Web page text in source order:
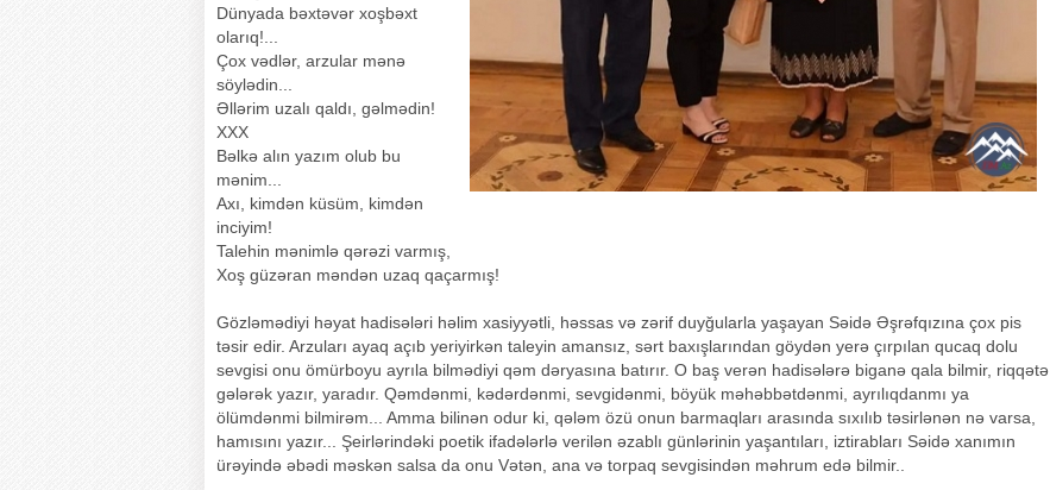
Dünyada bəxtəvər xoşbəxt
olarıq!...
Çox vədlər, arzular mənə
söylədin...
Əllərim uzalı qaldı, gəlmədin!
XXX
Bəlkə alın yazım olub bu
mənim...
Axı, kimdən küsüm, kimdən
inciyim!
Talehin mənimlə qərəzi varmış,
Xoş güzəran məndən uzaq qaçarmış!
Gözləmədiyi həyat hadisələri həlim xasiyyətli, həssas və zərif duyğularla yaşayan Səidə Əşrəfqızına çox pis
təsir edir. Arzuları ayaq açıb yeriyirkən taleyin amansız, sərt baxışlarından göydən yerə çırpılan qucaq dolu
sevgisi onu ömürboyu ayrıla bilmədiyi qəm dəryasına batırır. O baş verən hadisələrə biganə qala bilmir, riqqətə
gələrək yazır, yaradır. Qəmdənmi, kədərdənmi, sevgidənmi, böyük məhəbbətdənmi, ayrılıqdanmı ya
ölümdənmi bilmirəm... Amma bilinən odur ki, qələm özü onun barmaqları arasında sıxılıb təsirlənən nə varsa,
hamısını yazır... Şeirlərindəki poetik ifadələrlə verilən əzablı günlərinin yaşantıları, iztirabları Səidə xanımın
ürəyində əbədi məskən salsa da onu Vətən, ana və torpaq sevgisindən məhrum edə bilmir..